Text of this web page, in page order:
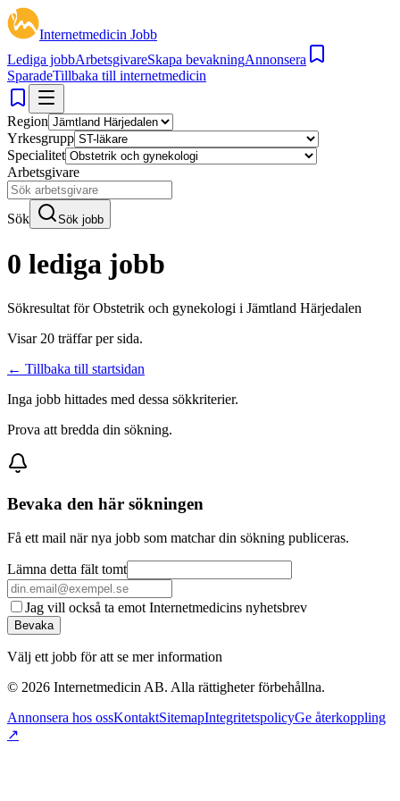
Internetmedicin Jobb
Lediga jobbArbetsgivareSkapa bevakningAnnonsera
SparadeTillbaka till internetmedicin
Region
Yrkesgrupp
Specialitet
Arbetsgivare
Sök Sök jobb
0 lediga jobb
Sökresultat förObstetrik och gynekologi i Jämtland Härjedalen
Visar 20 träffar per sida.
← Tillbaka till startsidan
Inga jobb hittades med dessa sökkriterier.
Prova att bredda din sökning.
Bevaka den här sökningen
Få ett mail när nya jobb som matchar din sökning publiceras.
Lämna detta fält tomt
Jag vill också ta emot Internetmedicins nyhetsbrev
Bevaka
Välj ett jobb för att se mer information
© 2026 Internetmedicin AB. Alla rättigheter förbehållna.
Annonsera hos ossKontaktSitemapIntegritetspolicyGe återkoppling
↗